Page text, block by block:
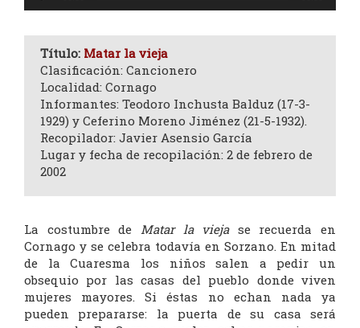
Título: Matar la vieja
Clasificación: Cancionero
Localidad: Cornago
Informantes: Teodoro Inchusta Balduz (17-3-
1929) y Ceferino Moreno Jiménez (21-5-1932).
Recopilador: Javier Asensio García
Lugar y fecha de recopilación: 2 de febrero de
2002
La costumbre de Matar la vieja se recuerda en
Cornago y se celebra todavía en Sorzano. En mitad
de la Cuaresma los niños salen a pedir un
obsequio por las casas del pueblo donde viven
mujeres mayores. Si éstas no echan nada ya
pueden prepararse: la puerta de su casa será